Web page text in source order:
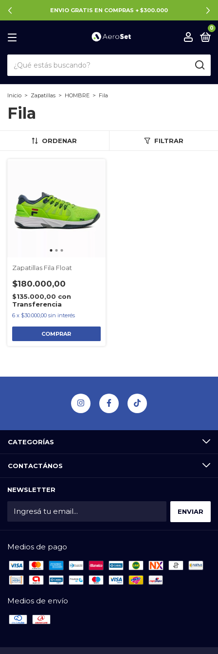
ENVIO GRATIS EN COMPRAS + $300.000
0
Inicio > Zapatillas > HOMBRE > Fila
Fila
ORDENAR FILTRAR
Zapatillas Fila Float
$180.000,00
$135.000,00 con
Transferencia
6 x $30.000,00 sin interés
COMPRAR
CATEGORÍAS
CONTACTÁNOS
NEWSLETTER
Medios de pago
Medios de envío